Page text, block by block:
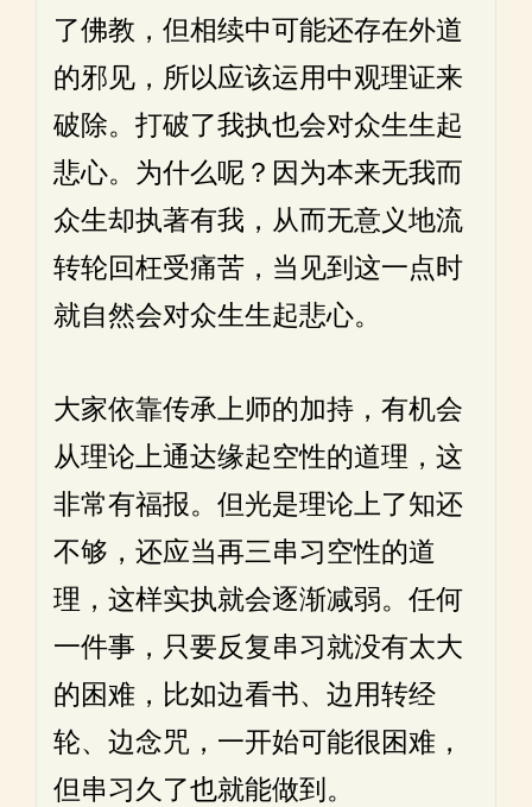
了佛教，但相续中可能还存在外道
的邪见，所以应该运用中观理证来
破除。打破了我执也会对众生生起
悲心。为什么呢？因为本来无我而
众生却执著有我，从而无意义地流
转轮回枉受痛苦，当见到这一点时
就自然会对众生生起悲心。
大家依靠传承上师的加持，有机会
从理论上通达缘起空性的道理，这
非常有福报。但光是理论上了知还
不够，还应当再三串习空性的道
理，这样实执就会逐渐减弱。任何
一件事，只要反复串习就没有太大
的困难，比如边看书、边用转经
轮、边念咒，一开始可能很困难，
但串习久了也就能做到。